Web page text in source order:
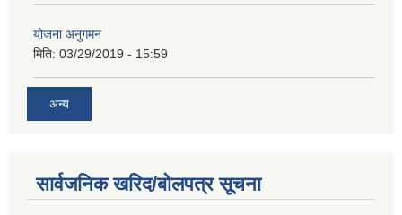
योजना अनुगमन
मिति: 03/29/2019 - 15:59
अन्य
सार्वजनिक खरिद/बोलपत्र सूचना